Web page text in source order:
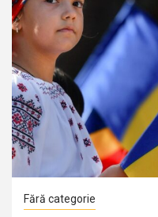
Fără categorie